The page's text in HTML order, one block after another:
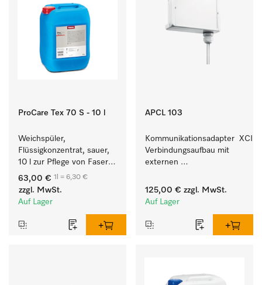
ProCare Tex 70 S - 10 l
Weichspüler,
Flüssigkonzentrat, sauer,
10 l zur Pflege von Fasern
für eine langfristige
Geschmeidigkeit der
Textilien.
63,00 € 1l = 6,30 €
zzgl. MwSt.
Auf Lager
APCL 103
Kommunikationsadapter  XCI
Verbindungsaufbau mit
externen
125,00 € zzgl. MwSt.
Auf Lager